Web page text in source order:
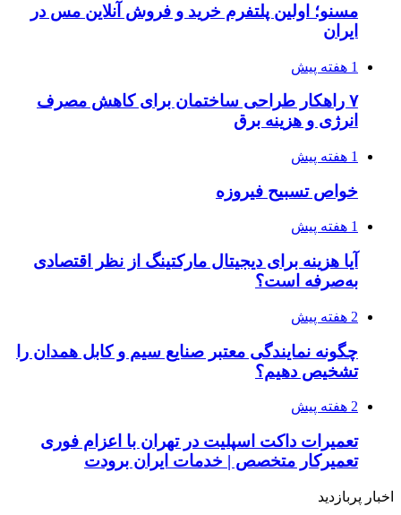
مسنو؛ اولین پلتفرم خرید و فروش آنلاین مس در
ایران
1 هفته پیش
۷ راهکار طراحی ساختمان برای کاهش مصرف
انرژی و هزینه برق
1 هفته پیش
خواص تسبیح فیروزه
1 هفته پیش
آیا هزینه برای دیجیتال مارکتینگ از نظر اقتصادی
به‌صرفه است؟
2 هفته پیش
چگونه نمایندگی معتبر صنایع سیم و کابل همدان را
تشخیص دهیم؟
2 هفته پیش
تعمیرات داکت اسپلیت در تهران با اعزام فوری
تعمیرکار متخصص | خدمات ایران برودت
اخبار پربازدید